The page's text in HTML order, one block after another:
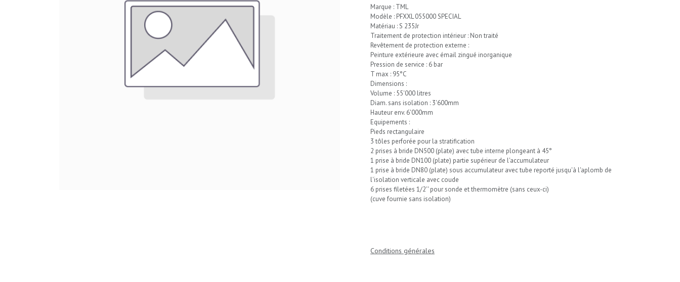
Marque : TML
Modèle : PFXXL 055000 SPECIAL
Matériau : S 235Jr
Traitement de protection intérieur : Non traité
Revêtement de protection externe :
Peinture extérieure avec émail zingué inorganique
Pression de service : 6 bar
T max : 95°C
Dimensions :
Volume : 55'000 litres
Diam. sans isolation : 3'600mm
Hauteur env. 6'000mm
Equipements :
Pieds rectangulaire
3 tôles perforée pour la stratification
2 prises à bride DN500 (plate) avec tube interne plongeant à 45°
1 prise à bride DN100 (plate) partie supérieur de l'accumulateur
1 prise à bride DN80 (plate) sous accumulateur avec tube reporté jusqu'à l'aplomb de
l'isolation verticale avec coude
6 prises filetées 1/2'' pour sonde et thermomètre (sans ceux-ci)
(cuve fournie sans isolation)
Conditions générales